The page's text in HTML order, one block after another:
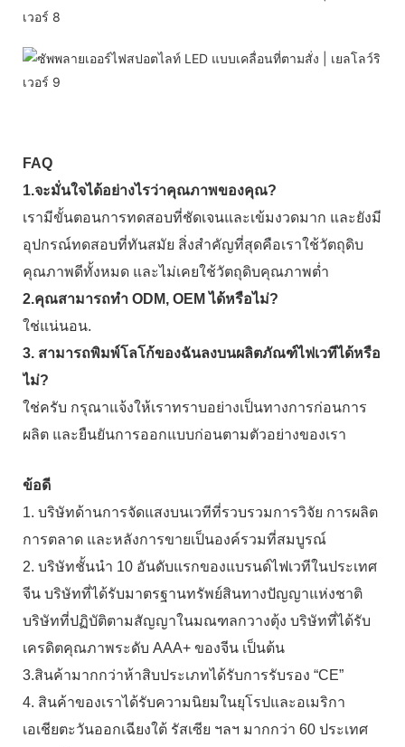
FAQ
1.จะมั่นใจได้อย่างไรว่าคุณภาพของคุณ?
เรามีขั้นตอนการทดสอบที่ชัดเจนและเข้มงวดมาก และยังมี
อุปกรณ์ทดสอบที่ทันสมัย ​​สิ่งสำคัญที่สุดคือเราใช้วัตถุดิบ
คุณภาพดีทั้งหมด และไม่เคยใช้วัตถุดิบคุณภาพต่ำ
2.คุณสามารถทำ ODM, OEM ได้หรือไม่?
ใช่แน่นอน.
3. สามารถพิมพ์โลโก้ของฉันลงบนผลิตภัณฑ์ไฟเวทีได้หรือ
ไม่?
ใช่ครับ กรุณาแจ้งให้เราทราบอย่างเป็นทางการก่อนการ
ผลิต และยืนยันการออกแบบก่อนตามตัวอย่างของเรา
ข้อดี
1. บริษัทด้านการจัดแสงบนเวทีที่รวบรวมการวิจัย การผลิต
การตลาด และหลังการขายเป็นองค์รวมที่สมบูรณ์
2. บริษัทชั้นนำ 10 อันดับแรกของแบรนด์ไฟเวทีในประเทศ
จีน บริษัทที่ได้รับมาตรฐานทรัพย์สินทางปัญญาแห่งชาติ
บริษัทที่ปฏิบัติตามสัญญาในมณฑลกวางตุ้ง บริษัทที่ได้รับ
เครดิตคุณภาพระดับ AAA+ ของจีน เป็นต้น
3.สินค้ามากกว่าห้าสิบประเภทได้รับการรับรอง “CE”
4. สินค้าของเราได้รับความนิยมในยุโรปและอเมริกา
เอเชียตะวันออกเฉียงใต้ รัสเซีย ฯลฯ มากกว่า 60 ประเทศ